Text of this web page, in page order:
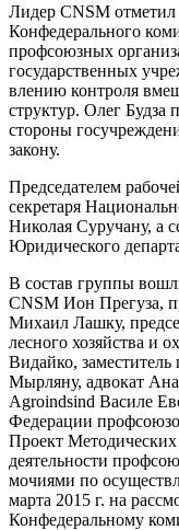
Лидер CNSM отметил
Конфедерального
профсоюзных
государственных
влению контроля
структур. Олег Будза
стороны
закону.
Председателем
секретаря
Нико­лая Суручану, а
Юридического
В состав группы
CNSM Ион Прегуза,
Миха­ил Лашку,
лесного хо­зяйства и
Видайко,
Мырляну, адвокат
Agroindsind Василе
Федера­ции
Проект
деятельности
мочиями по
марта 2015 г. на
Конфедеральному